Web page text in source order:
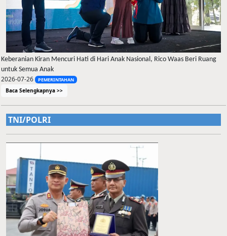
Keberanian Kiran Mencuri Hati di Hari Anak Nasional, Rico Waas Beri Ruang
untuk Semua Anak
2026-07-26 PEMERINTAHAN
Baca Selengkapnya >>
TNI/POLRI